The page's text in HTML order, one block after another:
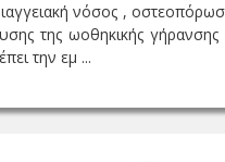
νόσος ,
της ωοθηκικής
την εμ ...